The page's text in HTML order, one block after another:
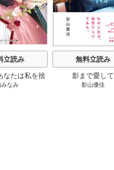
立読み
なたは私を捨
てる
みなみ
無料立読み
影まで愛して
影山優佳